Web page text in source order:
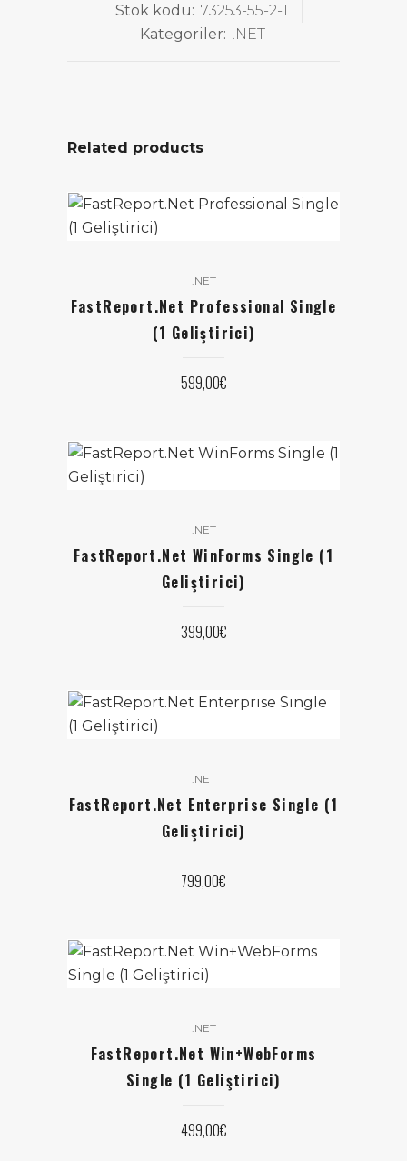
Stok kodu: 73253-55-2-1
Kategoriler: .NET
Related products
.NET
FastReport.Net Professional Single
(1 Geliştirici)
599,00€
.NET
FastReport.Net WinForms Single (1
Geliştirici)
399,00€
.NET
FastReport.Net Enterprise Single (1
Geliştirici)
799,00€
.NET
FastReport.Net Win+WebForms
Single (1 Geliştirici)
499,00€